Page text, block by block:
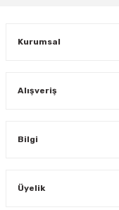
Kurumsal
Alışveriş
Bilgi
Üyelik